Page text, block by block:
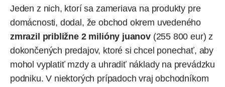
Jeden z nich, ktorí sa zameriava na produkty pre
domácnosti, dodal, že obchod okrem uvedeného
zmrazil približne 2 milióny juanov(255 800 eur) z
dokončených predajov, ktoré si chcel ponechať, aby
mohol vyplatiť mzdy a uhradiť náklady na prevádzku
podniku. V niektorých prípadoch vraj obchodníkom